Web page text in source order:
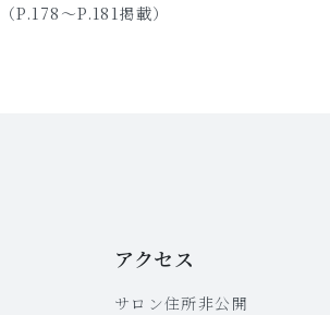
（P.178～P.181掲載）
アクセス
サロン住所非公開